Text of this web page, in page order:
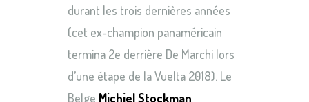
durant les trois dernières années
(cet ex-champion panaméricain
termina 2e derrière De Marchi lors
d’une étape de la Vuelta 2018). Le
Belge Michiel Stockman